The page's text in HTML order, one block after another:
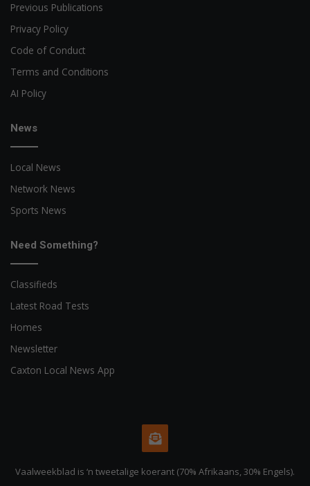
Previous Publications
Privacy Policy
Code of Conduct
Terms and Conditions
AI Policy
News
Local News
Network News
Sports News
Need Something?
Classifieds
Latest Road Tests
Homes
Newsletter
Caxton Local News App
Vaalweekblad is ‘n tweetalige koerant (70% Afrikaans, 30% Engels).